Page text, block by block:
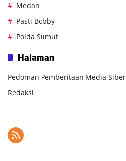
Medan
Pasti Bobby
Polda Sumut
Halaman
Pedoman Pemberitaan Media Siber
Redaksi